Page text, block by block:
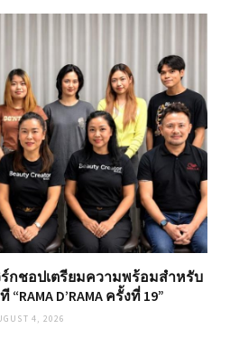
กชอปเตรียมความพร้อมสำหรับ
D’RAMA ครั้งที่ 19”
4, 2026